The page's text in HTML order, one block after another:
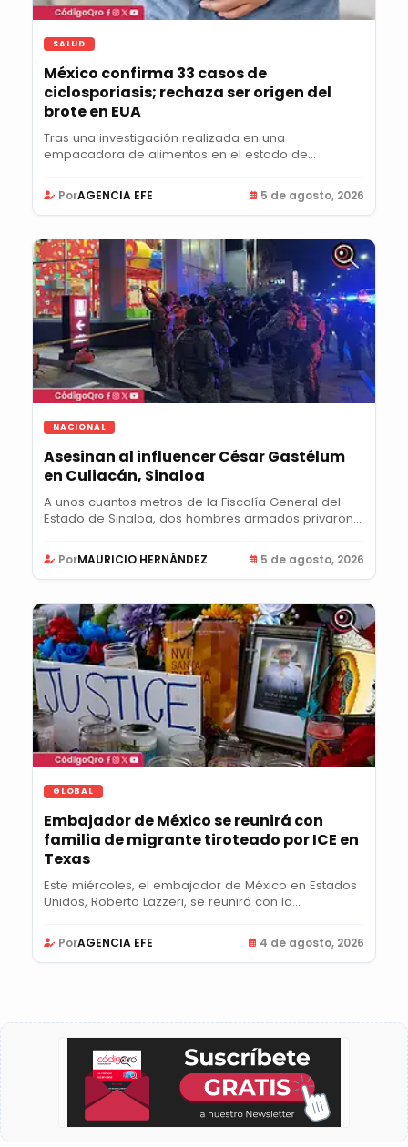
SALUD
México confirma 33 casos de
ciclosporiasis; rechaza ser origen del
brote en EUA
Tras una investigación realizada en una
empacadora de alimentos en el estado de
PorAGENCIA EFE 5 de agosto, 2026
NACIONAL
Asesinan al influencer César Gastélum
en Culiacán, Sinaloa
A unos cuantos metros de la Fiscalía General del
Estado de Sinaloa, dos hombres armados privaron
PorMAURICIO HERNÁNDEZ 5 de agosto, 2026
GLOBAL
Embajador de México se reunirá con
familia de migrante tiroteado por ICE en
Texas
Este miércoles, el embajador de México en Estados
Unidos, Roberto Lazzeri, se reunirá con la...
PorAGENCIA EFE 4 de agosto, 2026